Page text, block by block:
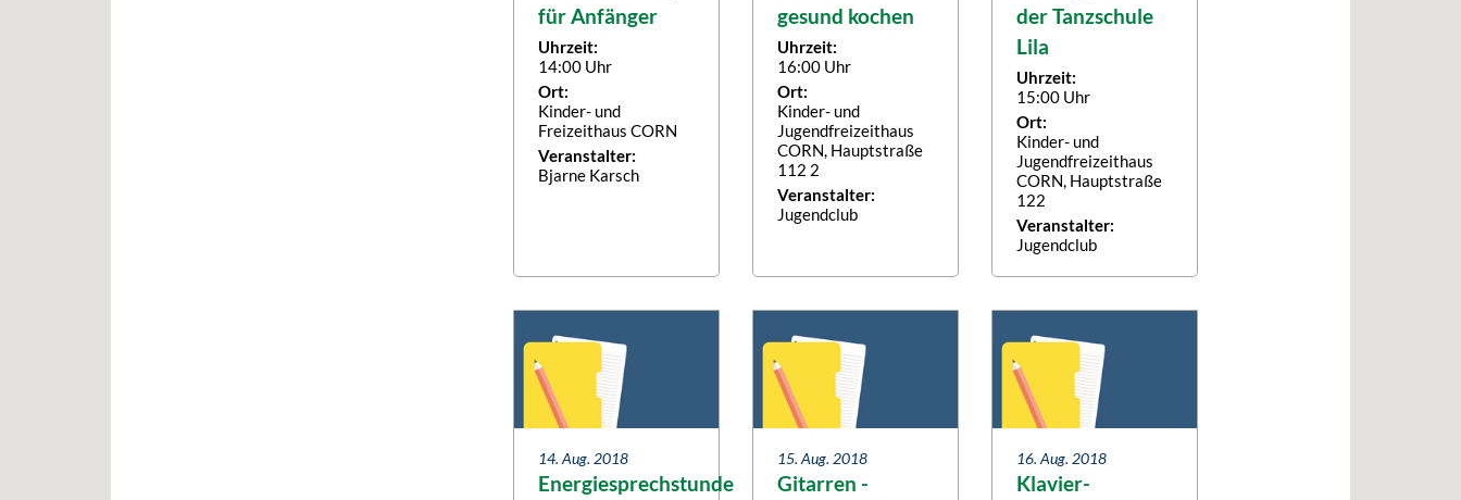
für Anfänger
Uhrzeit:
14:00 Uhr
Ort:
Kinder- und
Freizeithaus CORN
Veranstalter:
Bjarne Karsch
gesund kochen
Uhrzeit:
16:00 Uhr
Ort:
Kinder- und
Jugendfreizeithaus
CORN, Hauptstraße
112 2
Veranstalter:
Jugendclub
der Tanzschule
Lila
Uhrzeit:
15:00 Uhr
Ort:
Kinder- und
Jugendfreizeithaus
CORN, Hauptstraße
122
Veranstalter:
Jugendclub
14. Aug. 2018
Energiesprechstunde
15. Aug. 2018
Gitarren -
16. Aug. 2018
Klavier-